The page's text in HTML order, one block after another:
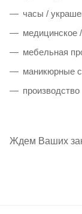
часы /
медицинское
мебельная
маникюрные
Ждем Ваших